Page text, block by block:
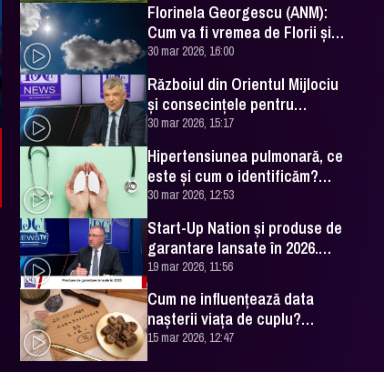
Florinela Georgescu (ANM):
Cum va fi vremea de Florii și
de Paște 2026
30 mar 2026, 16:00
Războiul din Orientul Mijlociu
și consecințele pentru
România. Excelența Sa Ovidiu
Dranga, interviu
30 mar 2026, 15:17
Hipertensiunea pulmonară, ce
este și cum o identificăm?
Explicațiile unui medic
specialist
30 mar 2026, 12:53
Start-Up Nation și produse de
garantare lansate în 2026.
Cătălin Leonte (FNGCIMM), la
DC News
19 mar 2026, 11:56
Cum ne influențează data
nașterii viața de cuplu?
Numerologul Romeo Popescu
are explicațiile
15 mar 2026, 12:47